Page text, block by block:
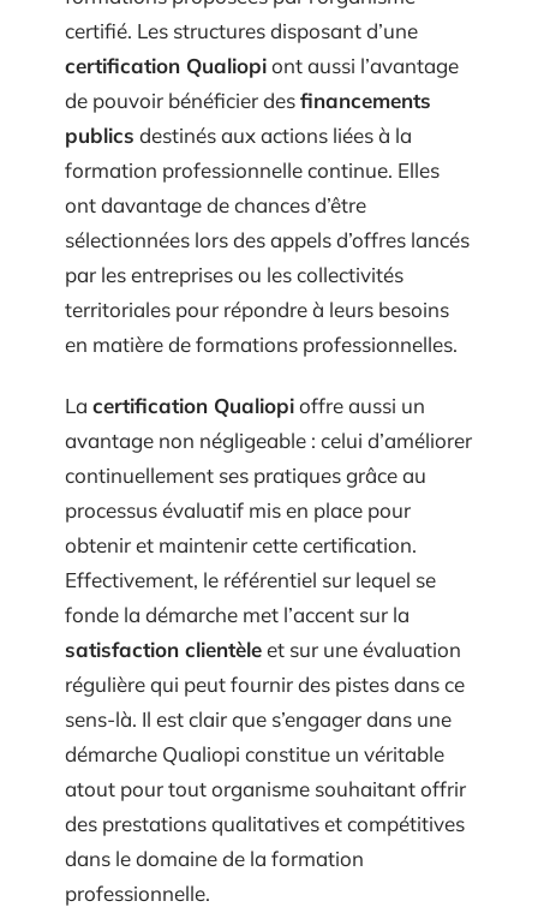
certifié. Les structures disposant d’une
certification Qualiopiont aussi l’avantage
de pouvoir bénéficier desfinancements
publics destinés aux actions liées à la
formation professionnelle continue. Elles
ont davantage de chances d’être
sélectionnées lors des appels d’offres lancés
par les entreprises ou les collectivités
territoriales pour répondre à leurs besoins
en matière de formations professionnelles.
La certification Qualiopioffre aussi un
avantage non négligeable : celui d’améliorer
continuellement ses pratiques grâce au
processus évaluatif mis en place pour
obtenir et maintenir cette certification.
Effectivement, le référentiel sur lequel se
fonde la démarche met l’accent sur la
satisfaction clientèleet sur une évaluation
régulière qui peut fournir des pistes dans ce
sens-là. Il est clair que s’engager dans une
démarche Qualiopi constitue un véritable
atout pour tout organisme souhaitant offrir
des prestations qualitatives et compétitives
dans le domaine de la formation
professionnelle.